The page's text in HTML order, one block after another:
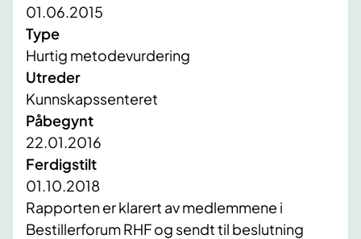
01.06.2015
Type
Hurtig metodevurdering
Utreder
Kunnskapssenteret
Påbegynt
22.01.2016
Ferdigstilt
01.10.2018
​Rapporten er klarert av medlemmene i
Bestillerforum RHF og sendt til beslutning